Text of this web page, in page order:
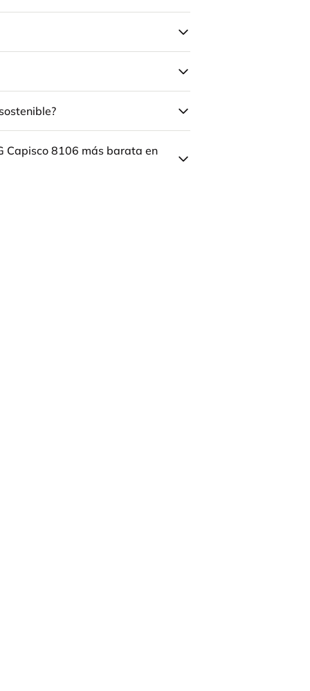
Capisco 8106 más barata en